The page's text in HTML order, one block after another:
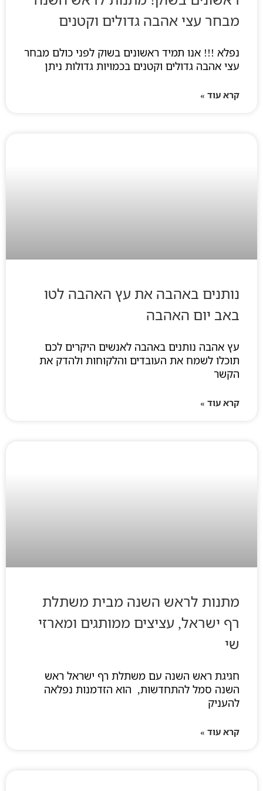
מבחר עצי אהבה גדולים וקטנים
נפלא !!! אנו תמיד ראשונים בשוק לפני כולם מבחר
עצי אהבה גדולים וקטנים בכמויות גדולות ניתן
קרא עוד »
נותנים באהבה את עץ האהבה לטו
באב יום האהבה
עץ אהבה נותנים באהבה לאנשים היקרים לכם
תוכלו לשמח את העובדים והלקוחות ולהדק את
הקשר
קרא עוד »
מתנות לראש השנה מבית משתלת
רף ישראל, עציצים ממותגים ומארזי
שי
חגיגת ראש השנה עם משתלת רף ישראל ראש
השנה סמל להתחדשות, הוא הזדמנות נפלאה
להעניק
קרא עוד »